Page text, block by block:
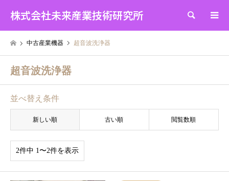
株式会社未来産業技術研究所 検索
中古産業機器 超音波洗浄器
超音波洗浄器
並べ替え条件
新しい順 古い順 閲覧数順
2件中 1〜2件を表示